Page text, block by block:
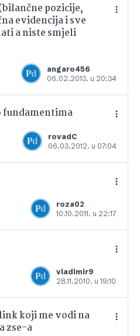
pozicije,
evidencija i sve
a niste smjeli
angaro456
06.02.2013. u 20:34
fundamentima
rovadC
06.03.2012. u 07:04
Dodajte u favorite
roza02
10.10.2011. u 22:17
Dodajte u favorite
vladimir9
28.11.2010. u 19:10
Dodajte u favorite
koji me vodi na
zse-a